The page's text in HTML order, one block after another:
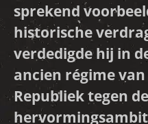
sprekend
historische
verdedigde hij in
ancien régime
Republiek tegen de